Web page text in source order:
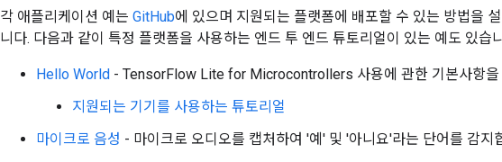
각 애플리케이션 예는 GitHub에 있으며 지원되는 플랫폼에 배포할 수 있는 방법을
니다. 다음과 같이 특정 플랫폼을 사용하는 엔드 투 엔드 튜토리얼이 있는 예도 있습
Hello World - TensorFlow Lite for Microcontrollers 사용에 관한 기본사항을
지원되는 기기를 사용하는 튜토리얼
마이크로 음성 - 마이크로 오디오를 캡처하여 '예' 및 '아니요'라는 단어를 감지